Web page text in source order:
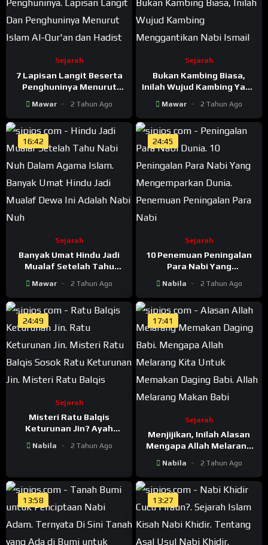
Sejarah
7 Lapisan Langit Beserta
Penghuninya Menurut
Mawar 2 Tahun Ago
Sejarah
Bukan Kambing Biasa,
Inilah Wujud Kambing Yang
Mawar 2 Tahun Ago
16:42
Sejarah
Banyak Umat Hindu Jadi
Mualaf Setelah Tahu
Nabi Nuh Dalam Agama
Islam
Mawar 2 Tahun Ago
24:45
Sejarah
10 Penemuan Peningalan
Para Nabi Yang
Nabila 2 Tahun Ago
24:49
Sejarah
Misteri Ratu Balqis
Keturunan Jin? Ayah
Sosok Jin
Nabila 2 Tahun Ago
17:41
Sejarah
Menjijikan, Inilah Alasan
Mengapa Allah Melarang
Daging Babi
Nabila 2 Tahun Ago
13:58 13:27